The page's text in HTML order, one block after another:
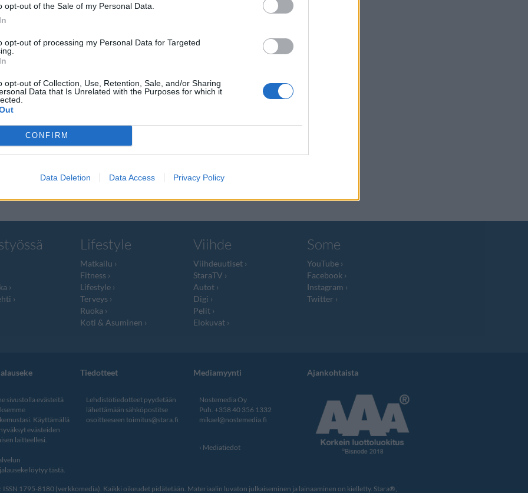
opt-out of the Sale of my Personal Data.
opt-out of processing my Personal Data for Targeted
opt-out of Collection, Use, Retention, Sale, and/or Sharing
Data that Is Unrelated with the Purposes for which it
CONFIRM
Data Deletion Data Access Privacy Policy
Lifestyle
Matkailu
Fitness
Lifestyle
Terveys
Ruoka
Koti & Asuminen
Viihde
Viihdeuutiset
StaraTV
Autot
Digi
Pelit
Elokuvat
Some
YouTube
Facebook
Instagram
Twitter
sivustolla evästeitä
Käyttämällä
evästeiden
laitteellesi.
löytyy tästä.
Tiedotteet
Lehdistötiedotteet pyydetään
lähettämään sähköpostitse
osoitteeseen toimitus@stara.fi
Mediamyynti
Nostemedia Oy
Puh. +358 40 356 1332
mikael@nostemedia.fi
Mediatiedot
Ajankohtaista
1795-8180 (verkkomedia). Kaikki oikeudet pidätetään. Materiaalin luvaton julkaiseminen ja lainaaminen on kielletty. Stara®,